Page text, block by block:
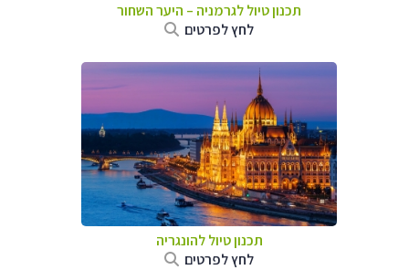
תכנון טיול לגרמניה – היער השחור
לחץ לפרטים
תכנון טיול להונגריה
לחץ לפרטים